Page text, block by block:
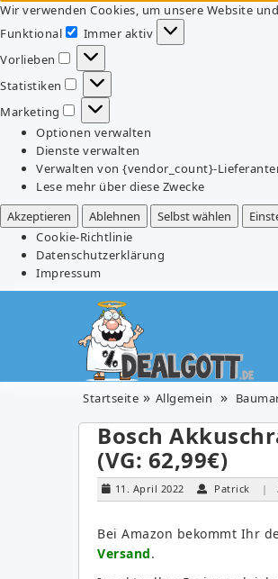
Wir verwenden Cookies, um unsere Website
Funktional
Funktional
Immer aktiv
Vorlieben
Vorlieben
Statistiken
Statistiken
Marketing
Marketing
Optionen verwalten
Dienste verwalten
Verwalten von {vendor_count}-
Lese mehr über diese Zwecke
Akzeptieren
Ablehnen Selbst wählen
Cookie-Richtlinie
Datenschutzerklärung
Impressum
Startseite Allgemein
Bosch
(VG: 62,99€)
11. April 2022 Patrick |
Bei Amazon bekommt Ihr
Versand.